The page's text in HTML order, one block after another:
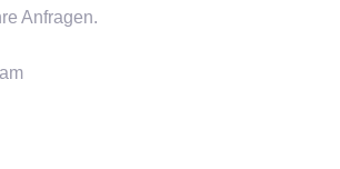
Anfragen.